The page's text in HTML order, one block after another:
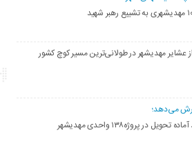
عشایر مهدیشهر در طولانی‌ترین مسیر کوچ کشور
می‌دهد؛